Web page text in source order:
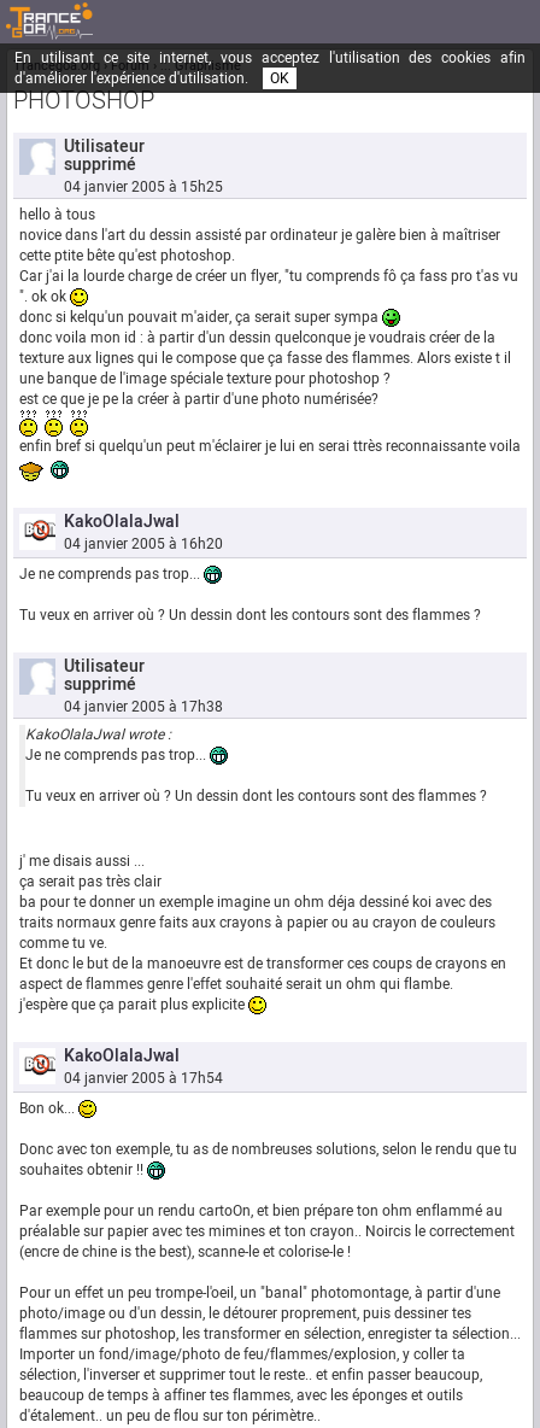
En utilisant ce site internet, vous acceptez l'utilisation des cookies afin
d'améliorer l'expérience d'utilisation.
OK
Trancegoa.org Forum ::. Graphisme
PHOTOSHOP
Utilisateur
supprimé
04 janvier 2005 à 15h25
hello à tous
novice dans l'art du dessin assisté par ordinateur je galère bien à maîtriser
cette ptite bête qu'est photoshop.
Car j'ai la lourde charge de créer un flyer, "tu comprends fô ça fass pro t'as vu
". ok ok
donc si kelqu'un pouvait m'aider, ça serait super sympa
donc voila mon id : à partir d'un dessin quelconque je voudrais créer de la
texture aux lignes qui le compose que ça fasse des flammes. Alors existe t il
une banque de l'image spéciale texture pour photoshop ?
est ce que je pe la créer à partir d'une photo numérisée?
enfin bref si quelqu'un peut m'éclairer je lui en serai ttrès reconnaissante voila
KakoOlalaJwal
04 janvier 2005 à 16h20
Je ne comprends pas trop...
Tu veux en arriver où ? Un dessin dont les contours sont des flammes ?
Utilisateur
supprimé
04 janvier 2005 à 17h38
KakoOlalaJwal wrote :
Je ne comprends pas trop...
Tu veux en arriver où ? Un dessin dont les contours sont des flammes ?
j' me disais aussi ...
ça serait pas très clair
ba pour te donner un exemple imagine un ohm déja dessiné koi avec des
traits normaux genre faits aux crayons à papier ou au crayon de couleurs
comme tu ve.
Et donc le but de la manoeuvre est de transformer ces coups de crayons en
aspect de flammes genre l'effet souhaité serait un ohm qui flambe.
j'espère que ça parait plus explicite
KakoOlalaJwal
04 janvier 2005 à 17h54
Bon ok...
Donc avec ton exemple, tu as de nombreuses solutions, selon le rendu que tu
souhaites obtenir !!
Par exemple pour un rendu cartoOn, et bien prépare ton ohm enflammé au
préalable sur papier avec tes mimines et ton crayon.. Noircis le correctement
(encre de chine is the best), scanne-le et colorise-le !
Pour un effet un peu trompe-l'oeil, un "banal" photomontage, à partir d'une
photo/image ou d'un dessin, le détourer proprement, puis dessiner tes
flammes sur photoshop, les transformer en sélection, enregister ta sélection...
Importer un fond/image/photo de feu/flammes/explosion, y coller ta
sélection, l'inverser et supprimer tout le reste.. et enfin passer beaucoup,
beaucoup de temps à affiner tes flammes, avec les éponges et outils
d'étalement.. un peu de flou sur ton périmètre..